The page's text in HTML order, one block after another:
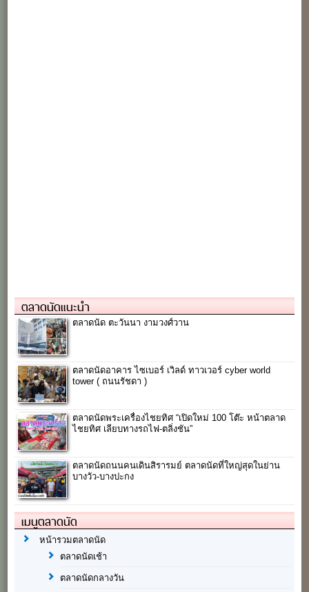
ตลาดนัดแนะนำ
ตลาดนัด ตะวันนา งามวงศ์วาน
ตลาดนัดอาคาร ไซเบอร์ เวิลด์ ทาวเวอร์ cyber world
tower ( ถนนรัชดา )
ตลาดนัดพระเครื่องไชยทิศ “เปิดใหม่ 100 โต๊ะ หน้าตลาด
ไชยทิศ เลียบทางรถไฟ-ตลิ่งชัน”
ตลาดนัดถนนคนเดินสิรารมย์ ตลาดนัดที่ใหญ่สุดในย่าน
บางวัว-บางปะกง
เมนูตลาดนัด
หน้ารวมตลาดนัด
ตลาดนัดเช้า
ตลาดนัดกลางวัน